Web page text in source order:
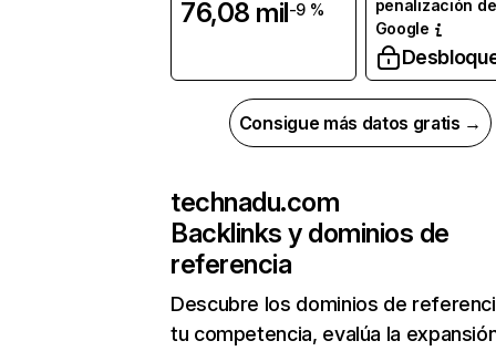
76,08 mil-9 %
penalización de
Google
Consigue más datos gratis →
technadu.com
Backlinks y dominios de
referencia
Descubre los dominios de
tu competencia, evalúa la